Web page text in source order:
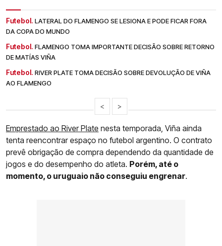
Futebol. LATERAL DO FLAMENGO SE LESIONA E PODE FICAR FORA
DA COPA DO MUNDO
Futebol. FLAMENGO TOMA IMPORTANTE DECISÃO SOBRE RETORNO
DE MATÍAS VIÑA
Futebol. RIVER PLATE TOMA DECISÃO SOBRE DEVOLUÇÃO DE VIÑA
AO FLAMENGO
< >
Emprestado ao River Plate nesta temporada, Viña ainda
tenta reencontrar espaço no futebol argentino. O contrato
prevê obrigação de compra dependendo da quantidade de
jogos e do desempenho do atleta. Porém, até o
momento, o uruguaio não conseguiu engrenar.